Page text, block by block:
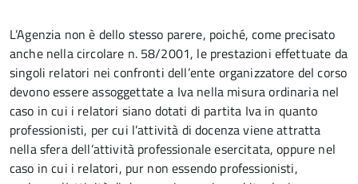
L’Agenzia non è dello stesso parere, poiché, come precisato
anche nella circolare n. 58/2001, le prestazioni effettuate da
singoli relatori nei confronti dell’ente organizzatore del corso
devono essere assoggettate a Iva nella misura ordinaria nel
caso in cui i relatori siano dotati di partita Iva in quanto
professionisti, per cui l’attività di docenza viene attratta
nella sfera dell’attività professionale esercitata, oppure nel
caso in cui i relatori, pur non essendo professionisti,